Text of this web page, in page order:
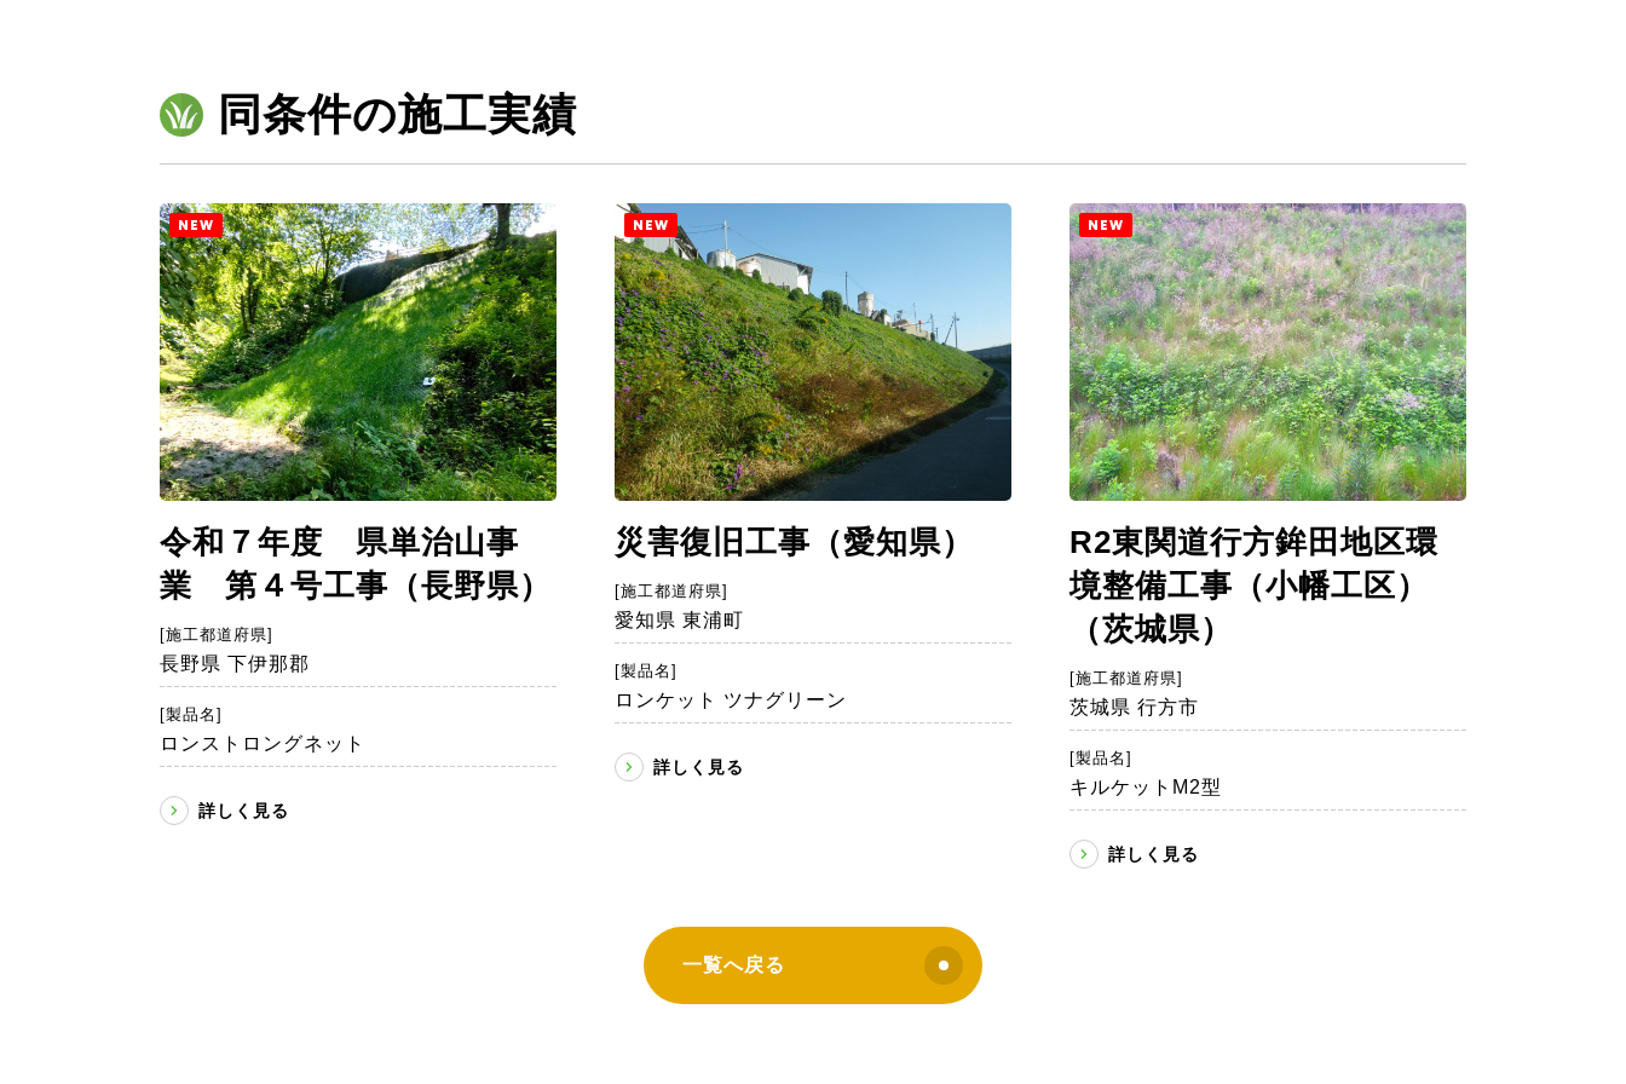
同条件の施工実績
NEW
令和７年度 県単治山事
業 第４号工事（長野県）
[施工都道府県]
長野県 下伊那郡
[製品名]
ロンストロングネット
詳しく見る
NEW
災害復旧工事（愛知県）
[施工都道府県]
愛知県 東浦町
[製品名]
ロンケット ツナグリーン
詳しく見る
NEW
R2東関道行方鉾田地区環
境整備工事（小幡工区）
（茨城県）
[施工都道府県]
茨城県 行方市
[製品名]
キルケットM2型
詳しく見る
一覧へ戻る